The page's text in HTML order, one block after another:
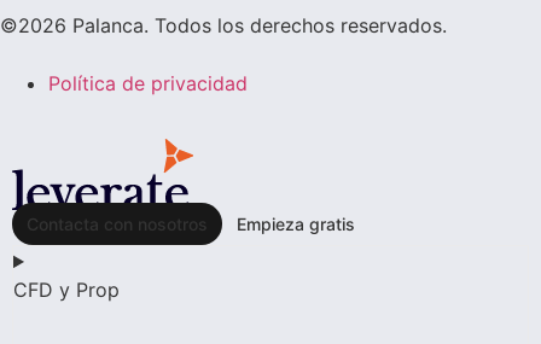
©2026 Palanca. Todos los derechos reservados.
Política de privacidad
Contacta con nosotros Empieza gratis
CFD y Prop